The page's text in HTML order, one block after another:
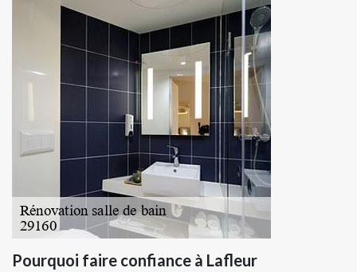
Pourquoi faire confiance à Lafleur